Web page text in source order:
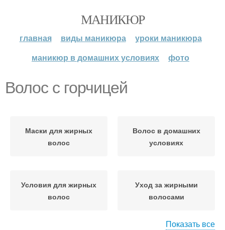
МАНИКЮР
главная виды маникюра
уроки маникюра
маникюр в домашних условиях
фото
Волос с горчицей
Маски для жирных
волос
Волос в домашних
условиях
Условия для жирных
волос
Уход за жирными
волосами
Показать все